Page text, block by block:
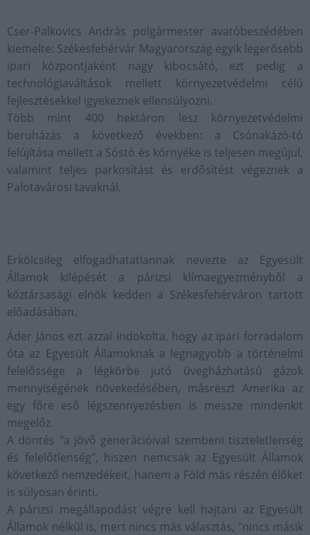
Cser-Palkovics András polgármester avatóbeszédében
kiemelte: Székesfehérvár Magyarország egyik legerősebb
ipari központjaként nagy kibocsátó, ezt pedig a
technológiaváltások mellett környezetvédelmi célú
fejlesztésekkel igyekeznek ellensúlyozni.
Több mint 400 hektáron lesz környezetvédelmi
beruházás a következő években: a Csónakázó-tó
felújítása mellett a Sóstó és környéke is teljesen megújul,
valamint teljes parkosítást és erdősítést végeznek a
Palotavárosi tavaknál.
Erkölcsileg elfogadhatatlannak nevezte az Egyesült
Államok kilépését a párizsi klímaegyezményből a
köztársasági elnök kedden a Székesfehérváron tartott
előadásában.
Áder János ezt azzal indokolta, hogy az ipari forradalom
óta az Egyesült Államoknak a legnagyobb a történelmi
felelőssége a légkörbe jutó üvegházhatású gázok
mennyiségének növekedésében, másrészt Amerika az
egy főre eső légszennyezésben is messze mindenkit
megelőz.
A döntés "a jövő generációival szembeni tiszteletlenség
és felelőtlenség", hiszen nemcsak az Egyesült Államok
következő nemzedékeit, hanem a Föld más részén élőket
is súlyosan érinti.
A párizsi megállapodást végre kell hajtani az Egyesült
Államok nélkül is, mert nincs más választás, "nincs másik